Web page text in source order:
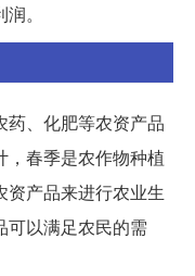
。
药、化肥等农资产品
，春季是农作物种植
资产品来进行农业生
可以满足农民的需